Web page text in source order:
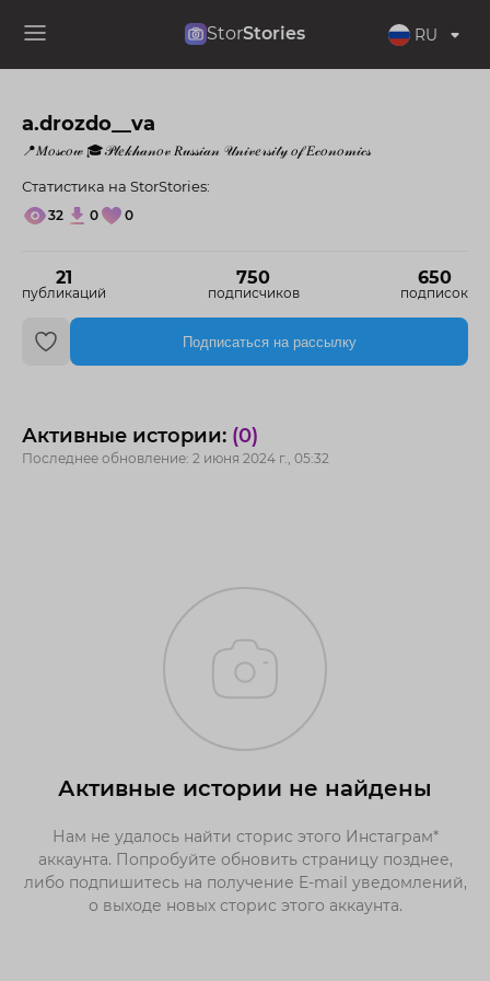
StorStories RU
a.drozdo__va
21
публикаций
750
подписчиков
650
подписок
📍𝑀𝑜𝓈𝒸𝑜𝓌 🎓𝒫𝓁𝑒𝓀𝒽𝒶𝓃𝑜𝓋 𝑅𝓊𝓈𝓈𝒾𝒶𝓃 𝒰𝓃𝒾𝓋𝑒𝓇𝓈𝒾𝓉𝓎 𝑜𝒻 𝐸𝒸𝑜𝓃𝑜𝓂𝒾𝒸𝓈
Статистика на StorStories:
32 0 0
Подписаться на рассылку
Активные истории: (0)
Последнее обновление: 2 июня 2024 г., 05:32
Активные истории не найдены
Нам не удалось найти сторис этого Инстаграм*
аккаунта. Попробуйте обновить страницу позднее,
либо подпишитесь на получение E-mail уведомлений,
о выходе новых сторис этого аккаунта.